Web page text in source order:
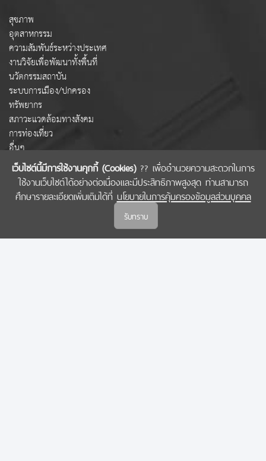
เว็บไซต์นี้มีการใช้งานคุกกี้ (Cookies)?? เพื่ออำนวยความสะดวกในการ
ใช้งานเว็บไซต์ได้อย่างต่อเนื่องและมีประสิทธิภาพสูงสุด ท่านสามารถ
ศึกษารายละเอียดเพิ่มเติมได้ที่ นโยบายในการคุ้มครองข้อมูลส่วนบุคคล
รับทราบ
สุขภาพ
อุตสาหกรรม
ความสัมพันธ์ระหว่างประเทศ
งานวิจัยเพื่อพัฒนาทั้งพื้นที่
นวัตกรรมสถาบัน
ระบบการเมือง/ปกครอง
ทรัพยากร
สภาวะแวดล้อมทางสังคม
การท่องเที่ยว
อื่นๆ
COPYRIGHT © 2022 สำนักงานคณะกรรมการส่งเสริมวิทยาศาสตร์ วิจัยและนวัตกรรม
(สกสว.)
นโยบายในการคุ้มครองข้อมูลส่วนบุคคล